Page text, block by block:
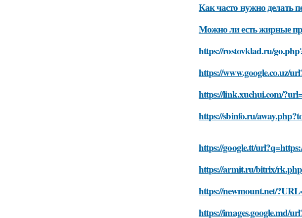
Как часто нужно делать
Можно ли есть жирные
https://rostovklad.ru/
https://www.google.co.uz/
https://link.xuehui.com/
https://sbinfo.ru/
https://google.tt/
https://armit.ru/bitrix/
https://newmount.net/
https://images.google.md/